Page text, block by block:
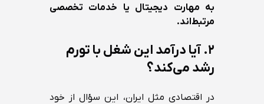
به مهارت دیجیتال یا خدمات تخصصی
مرتبط‌اند.
۲. آیا درآمد این شغل با تورم
رشد می‌کند؟
در اقتصادی مثل ایران، این سؤال از خود